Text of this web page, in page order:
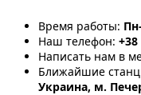
Время работы:
Наш телефон: +38
Написать нам в
Ближайшие
Украина, м.